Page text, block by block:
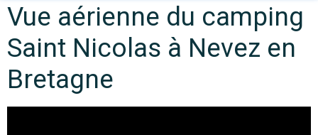
Vue aérienne du camping
Saint Nicolas à Nevez en
Bretagne